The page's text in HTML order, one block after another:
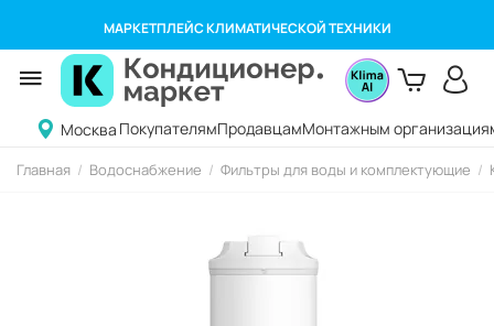
МАРКЕТПЛЕЙС КЛИМАТИЧЕСКОЙ ТЕХНИКИ
Москва ПокупателямПродавцамМонтажным
Главная / Водоснабжение / Фильтры для воды и комплектующие /